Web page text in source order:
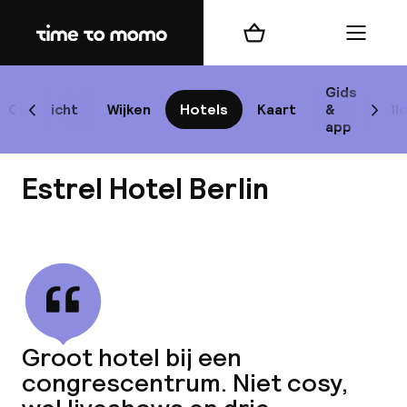
Home
Overzicht Wijken Hotels Kaart
Gids
&
app
Scroll naar links
Winkelmand Menu
Estrel Hotel Berlin
Groot hotel bij een
congrescentrum. Niet cosy,